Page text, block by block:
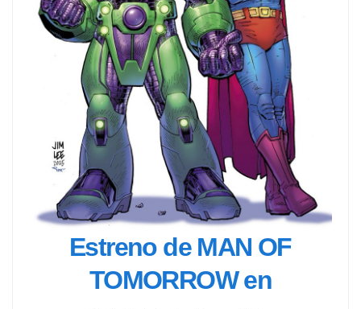
Estreno de MAN OF
TOMORROW en